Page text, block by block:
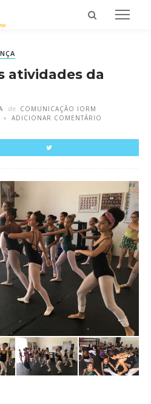
atividades da
de COMUNICAÇÃO IORM
ADICIONAR COMENTÁRIO